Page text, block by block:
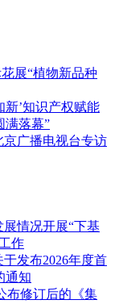
展“植物新品种
新’知识产权赋能
满落幕”
广播电视台专访
情况开展“下基
作
发布2026年度首
通知
布修订后的《集